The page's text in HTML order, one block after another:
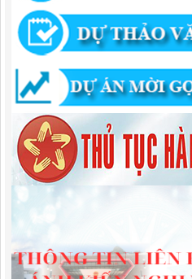
Lượt xem:512 | lượt tải:363
314/QĐ-BQLKKT
QUYẾT ĐỊNH Về việc công bố
sách năm 2024
Lượt xem:486 | lượt tải:337
225/QĐ-BQLKKT
QUYẾT ĐỊNH Về việc công bố
năm 2024
Lượt xem:601 | lượt tải:650
01/2026/NQ-HĐND
Nghị Quyết Quy định mức thu, chế
công cộng trong khu vực cửa khẩu
Lượt xem:311 | lượt tải:109